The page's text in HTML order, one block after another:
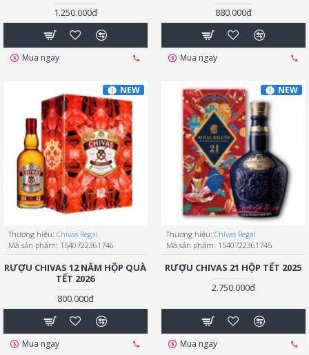
1.250.000đ
Mua ngay
880.000đ
Mua ngay
NEW
Thương hiệu: Chivas Regal
Mã sản phẩm: 1540722361746
RƯỢU CHIVAS 12 NĂM HỘP QUÀ
TẾT 2026
800.000đ
Mua ngay
NEW
Thương hiệu: Chivas Regal
Mã sản phẩm: 1540722361745
RƯỢU CHIVAS 21 HỘP TẾT 2025
2.750.000đ
Mua ngay